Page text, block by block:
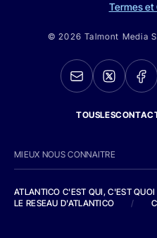
Termes et
© 2026 Talmont Media
MIEUX NOUS CONNAITRE
ATLANTICO C'EST QUI, C'EST QUOI
LE RESEAU D'ATLANTICO
/